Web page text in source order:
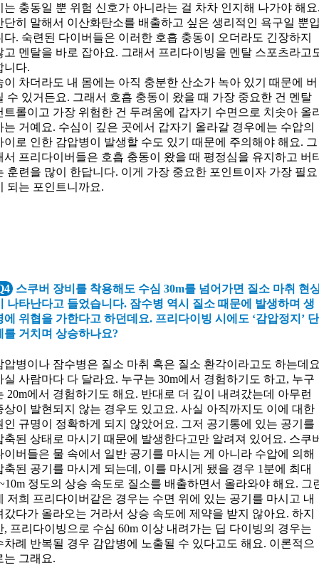
는 충동일 뿐 위험 신호가 아니라는 걸 차차 인지해 나가야 해
단히 말해서 이산화탄소를 배출하고 싶은 생리적인 욕구일 뿐
다. 숙련된 다이버들은 이러한 호흡 충동이 오더라도 긴장하지
고 멘탈을 바로 잡아요. 그래서 프리다이빙을 멘탈 스포츠라고
니다.
이 차더라도 내 몸에는 아직 충분한 산소가 녹아 있기 때문에 버
수 있거든요. 그래서 호흡 충동이 왔을 때 가장 중요한 건 멘탈
트롤이고 가장 위험한 건 두려움에 갑자기 수면으로 치솟아 올
는 거예요. 수심이 깊은 곳에서 갑자기 올라갈 경우에는 수압의
이로 인한 감압병이 발생할 수도 있기 때문에 주의해야 해요. 그
서 프리다이버들은 호흡 충동이 왔을 때 평정심을 유지하고 버
훈련을 많이 한답니다. 이게 가장 중요한 포인트이자 가장 필요
되는 포인트니까요.
스쿠버 장비를 착용해도 수심 30m를 넘어가면 질소 마취 현
나타난다고 들었습니다. 잠수병 역시 질소 때문에 발생하며 생
에 위협을 가한다고 하던데요. 프리다이빙 시에도 ‘감압정지’ 단
를 거치며 상승하나요?
압병이나 잠수병은 질소 마취 혹은 질소 환각이라고도 하는데
실 사람마다 다 달라요. 누구는 30m에서 경험하기도 하고, 누구
20m에서 경험하기도 해요. 반대로 더 깊이 내려갔는데 아무런
상이 발현되지 않는 경우도 있고요. 사실 아직까지도 이에 대한
인 규명이 정확하게 되지 않았어요. 그저 공기통에 있는 공기를
축된 상태로 마시기 때문에 발생한다고만 알려져 있어요. 스쿠
이버들은 물 속에서 일반 공기를 마시는 게 아니라 수압에 의해
축된 공기를 마시게 되는데, 이를 마시게 됐을 경우 1분에 최대
정도의 상승 속도로 질소를 배출하면서 올라와야 해요. 그
저희 프리다이버같은 경우는 수면 위에 있는 공기를 마시고 내
갔다가 올라오는 거라서 상승 속도에 제약을 받지 않아요. 하지
, 프리다이빙으로 수심 60m 이상 내려가는 딥 다이빙의 경우는
차례 반복될 경우 감압병에 노출될 수 있다고도 해요. 이론적으
는 그래요.